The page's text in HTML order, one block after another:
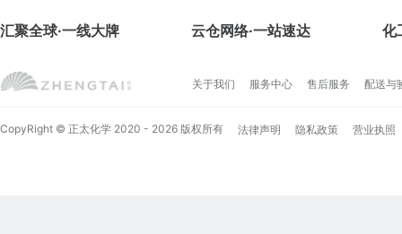
汇聚全球·一线大牌 云仓网络·一站速达 化
关于我们 服务中心 售后服务 配送与
CopyRight © 正太化学 2020 - 2026 版权所有 法律声明 隐私政策 营业执照